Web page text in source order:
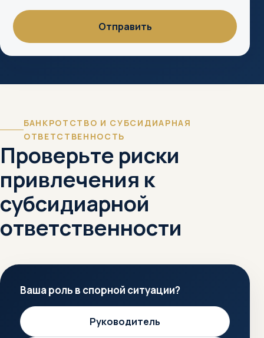
БАНКРОТСТВО И СУБСИДИАРНАЯ
ОТВЕТСТВЕННОСТЬ
Проверьте риски
привлечения к
субсидиарной
ответственности
Ваша роль в спорной ситуации?
Руководитель